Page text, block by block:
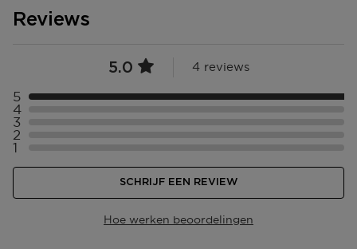
Reviews
5.0 4 reviews
Hoe werken beoordelingen
Selecteer ({numberOfReviews}} met 5 sterren
5
Selecteer ({numberOfReviews}} met 4 sterren
4
Selecteer ({numberOfReviews}} met 3 sterren
3
Selecteer ({numberOfReviews}} met 2 sterren
2
Selecteer ({numberOfReviews}} met 1 sterren
1
SCHRIJF EEN REVIEW